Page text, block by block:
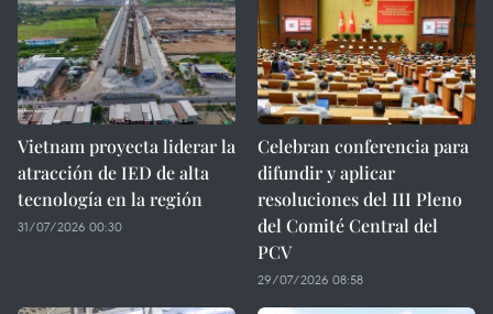
Vietnam proyecta liderar la
atracción de IED de alta
tecnología en la región
31/07/2026 00:30
Celebran conferencia para
difundir y aplicar
resoluciones del III Pleno
del Comité Central del
PCV
29/07/2026 08:58